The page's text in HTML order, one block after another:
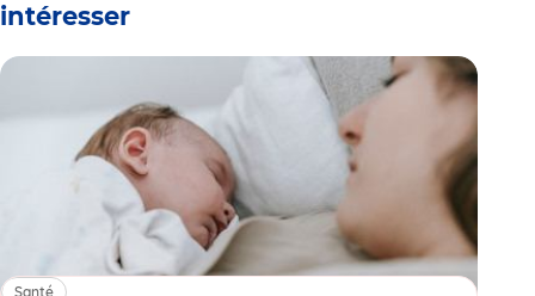
intéresser
Santé